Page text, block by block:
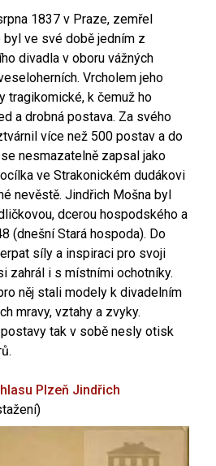
1837 v Praze, zemřel
ve své době jedním z
divadla v oboru vážných
Vrcholem jeho
tragikomické, k čemuž ho
a drobná postava. Za svého
více než 500 postav a do
nesmazatelně zapsal jako
ve Strakonickém dudákovi
nevěstě. Jindřich Mošna byl
dcerou hospodského a
(dnešní Stará hospoda). Do
síly a inspiraci pro svoji
zahrál i s místními ochotníky.
něj stali modely k divadelním
mravy, vztahy a zvyky.
tak v sobě nesly otisk
Plzeň Jindřich